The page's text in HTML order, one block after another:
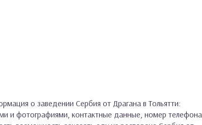
о заведении Сербия от Драгана в Тольятти:
и фотографиями, контактные данные, номер телефона